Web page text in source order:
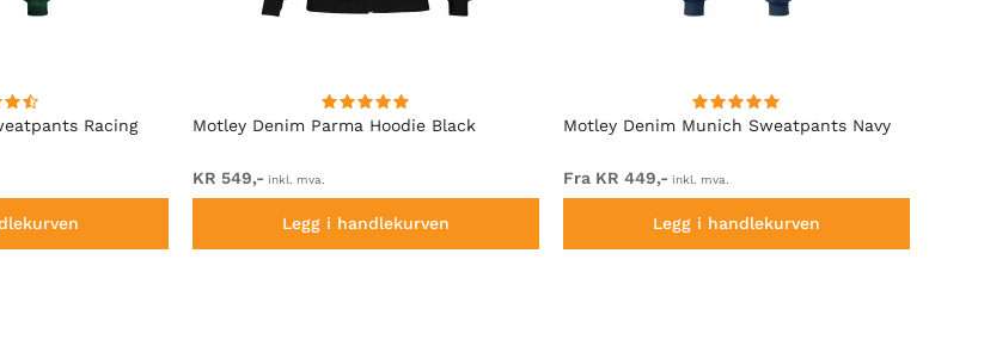
Racing
Motley Denim Parma Hoodie Black
KR 549,- inkl. mva.
Legg i handlekurven
Motley Denim Munich Sweatpants Navy
Fra KR 449,- inkl. mva.
Legg i handlekurven